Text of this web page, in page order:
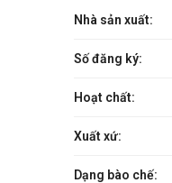
Nhà sản xuất:
Số đăng ký:
Hoạt chất:
Xuất xứ:
Dạng bào chế: